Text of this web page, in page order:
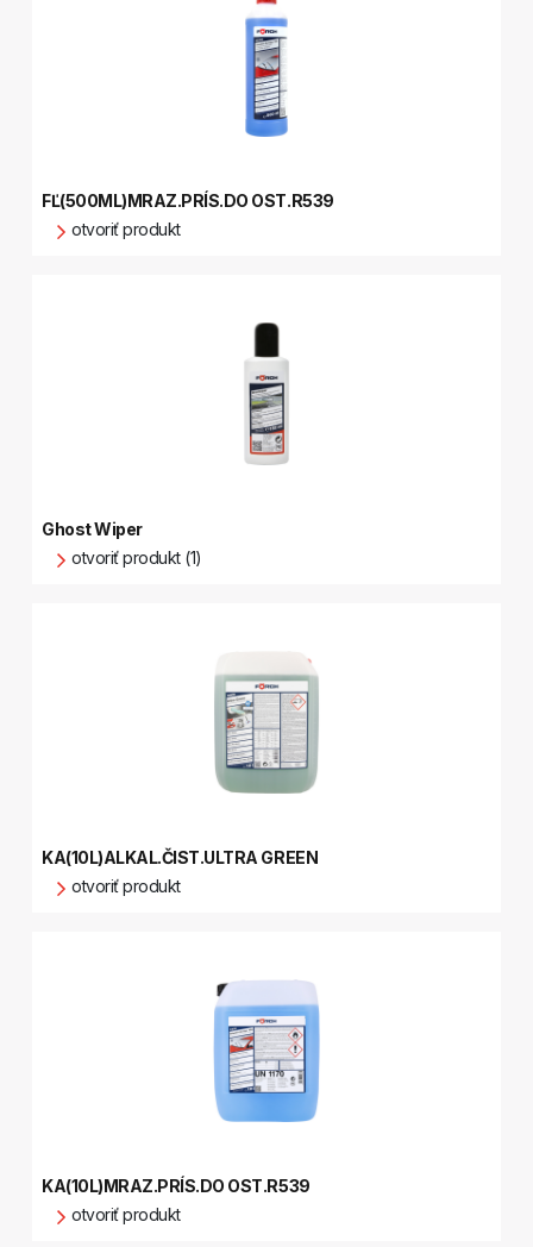
FĽ(500ML)MRAZ.PRÍS.DO OST.R539
otvoriť produkt
Ghost Wiper
otvoriť produkt (1)
KA(10L)ALKAL.ČIST.ULTRA GREEN
otvoriť produkt
KA(10L)MRAZ.PRÍS.DO OST.R539
otvoriť produkt